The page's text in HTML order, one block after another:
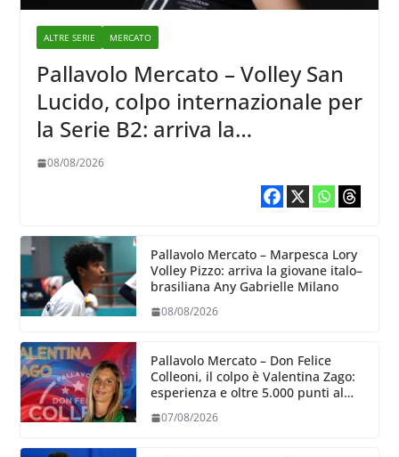
ALTRE SERIE MERCATO
Pallavolo Mercato – Volley San
Lucido, colpo internazionale per
la Serie B2: arriva la
schiacciatrice lettone Kristine
08/08/2026
Pallavolo Mercato – Marpesca Lory
Volley Pizzo: arriva la giovane italo–
brasiliana Any Gabrielle Milano
08/08/2026
Pallavolo Mercato – Don Felice
Colleoni, il colpo è Valentina Zago:
esperienza e oltre 5.000 punti al
07/08/2026